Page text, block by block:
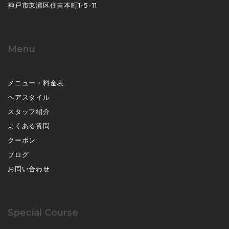
神戸市東灘区住吉本町1-5-11
Menu
メニュー・料金表
ヘアスタイル
スタッフ紹介
よくある質問
クーポン
ブログ
お問い合わせ
Special Course